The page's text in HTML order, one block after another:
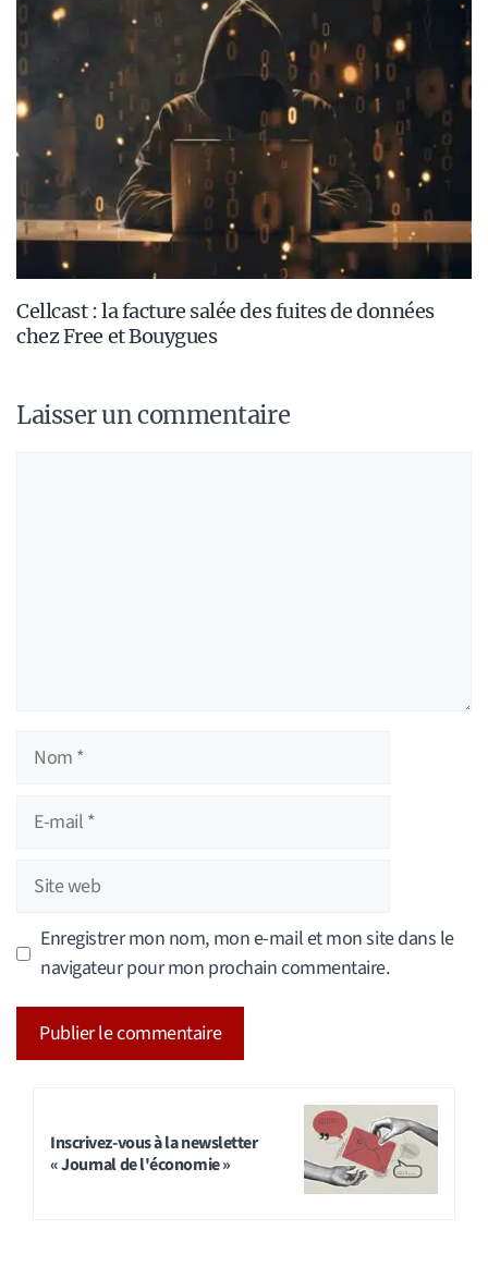
Cellcast : la facture salée des fuites de données
chez Free et Bouygues
Laisser un commentaire
Nom
Site
Enregistrer mon nom, mon e-mail et mon site dans le
navigateur pour mon prochain commentaire.
Inscrivez-vous à la newsletter
« Journal de l'économie »